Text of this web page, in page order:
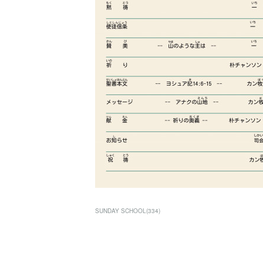
SUNDAY SCHOOL(334)